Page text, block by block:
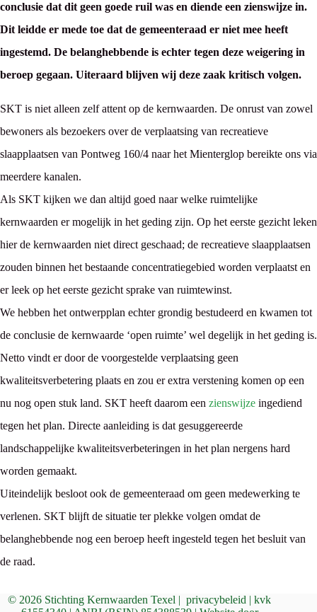
conclusie dat dit geen goede ruil was en diende een zienswijze in.
Dit leidde er mede toe dat de gemeenteraad er niet mee heeft
ingestemd. De belanghebbende is echter tegen deze weigering in
beroep gegaan. Uiteraard blijven wij deze zaak kritisch volgen.
SKT is niet alleen zelf attent op de kernwaarden. De onrust van zowel
bewoners als bezoekers over de verplaatsing van recreatieve
slaapplaatsen van Pontweg 160/4 naar het Mienterglop bereikte ons via
meerdere kanalen.
Als SKT kijken we dan altijd goed naar welke ruimtelijke
kernwaarden er mogelijk in het geding zijn. Op het eerste gezicht leken
hier de kernwaarden niet direct geschaad; de recreatieve slaapplaatsen
zouden binnen het bestaande concentratiegebied worden verplaatst en
er leek op het eerste gezicht sprake van ruimtewinst.
We hebben het ontwerpplan echter grondig bestudeerd en kwamen tot
de conclusie de kernwaarde ‘open ruimte’ wel degelijk in het geding is.
Netto vindt er door de voorgestelde verplaatsing geen
kwaliteitsverbetering plaats en zou er extra verstening komen op een
nu nog open stuk land. SKT heeft daarom een zienswijze ingediend
tegen het plan. Directe aanleiding is dat gesuggereerde
landschappelijke kwaliteitsverbeteringen in het plan nergens hard
worden gemaakt.
Uiteindelijk besloot ook de gemeenteraad om geen medewerking te
verlenen. SKT blijft de situatie ter plekke volgen omdat de
belanghebbende nog een beroep heeft ingesteld tegen het besluit van
de raad.
© 2026 Stichting Kernwaarden Texel |privacybeleid | kvk